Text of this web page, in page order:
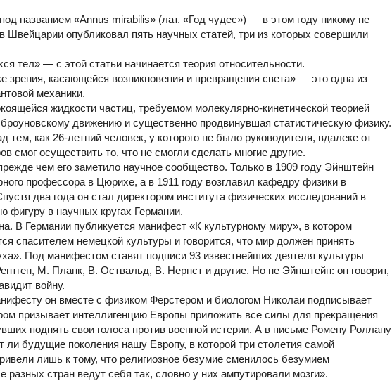
названием «Annus mirabilis» (лат. «Год чудес») — в этом году никому не
Швейцарии опубликовал пять научных статей, три из которых совершили
тел» — с этой статьи начинается теория относительности.
зрения, касающейся возникновения и превращения света» — это одна из
механики.
жидкости частиц, требуемом молекулярно-кинетической теорией
движению и существенно продвинувшая статистическую физику.
тем, как 26-летний человек, у которого не было руководителя, вдалеке от
смог осуществить то, что не смогли сделать многие другие.
чем его заметило научное сообщество. Только в 1909 году Эйнштейн
профессора в Цюрихе, а в 1911 году возглавил кафедру физики в
два года он стал директором института физических исследований в
фигуру в научных кругах Германии.
В Германии публикуется манифест «К культурному миру», в котором
спасителем немецкой культуры и говорится, что мир должен принять
Под манифестом ставят подписи 93 известнейших деятеля культуры
М. Планк, В. Оствальд, В. Нернст и другие. Но не Эйнштейн: он говорит,
войну.
он вместе с физиком Ферстером и биологом Николаи подписывает
призывает интеллигенцию Европы приложить все силы для прекращения
поднять свои голоса против военной истерии. А в письме Ромену Роллану
будущие поколения нашу Европу, в которой три столетия самой
лишь к тому, что религиозное безумие сменилось безумием
стран ведут себя так, словно у них ампутировали мозги».